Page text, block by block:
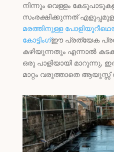
നിന്നും വെള്ളം
സംരക്ഷിക്കുന്നത്
മരത്തിനുള്ള
കോട്ടിംഗ്ഈ പ്രത്യേക
കഴിയുന്നതും എന്നാൽ
ഒരു പാളിയായി മാറുന്നു,
മാറ്റം വരുത്താതെ ആയുസ്സ്